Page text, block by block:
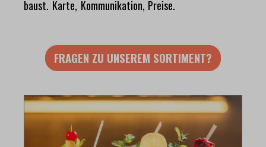
baust. Karte, Kommunikation, Preise.
FRAGEN ZU UNSEREM SORTIMENT?